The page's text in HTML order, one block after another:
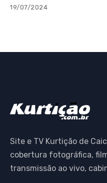
19/07/2024
Site e TV Kurtição de
cobertura fotográfica,
transmissão ao vivo,